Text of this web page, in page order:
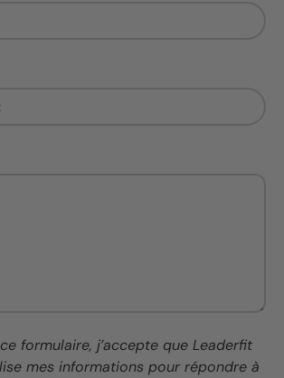
formulaire, j’accepte que Leaderfit
mes informations pour répondre à